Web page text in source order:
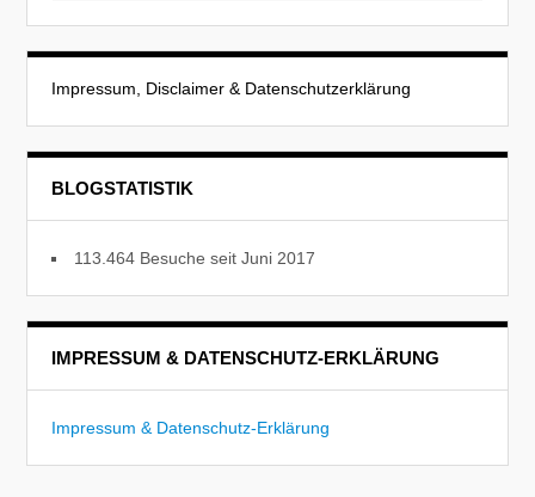
Impressum, Disclaimer & Datenschutzerklärung
BLOGSTATISTIK
113.464 Besuche seit Juni 2017
IMPRESSUM & DATENSCHUTZ-ERKLÄRUNG
Impressum & Datenschutz-Erklärung